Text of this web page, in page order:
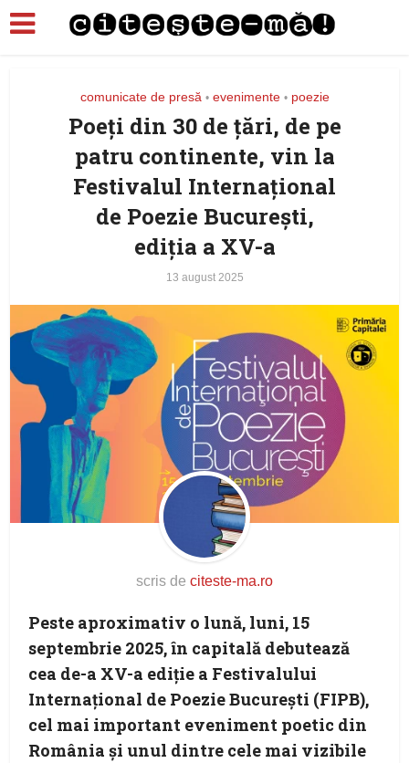
comunicate de presă • evenimente • poezie
Poeți din 30 de țări, de pe
patru continente, vin la
Festivalul Internațional
de Poezie București,
ediția a XV-a
13 august 2025
scris de citeste-ma.ro
Peste aproximativ o lună, luni, 15
septembrie 2025, în capitală debutează
cea de-a XV-a ediție a Festivalului
Internațional de Poezie București (FIPB),
cel mai important eveniment poetic din
România și unul dintre cele mai vizibile